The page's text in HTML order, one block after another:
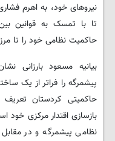
نیروهای خود، به اهرم
تا با تمسک به قوانین
حاکمیت نظامی خود را تا
بیانیه مسعود بارزانی
پیشمرگه را فراتر از یک
حاکمیتی کردستان
بازسازی اقتدار مرکزی
نظامی پیشمرگه و در